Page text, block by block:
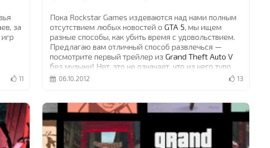
за
11
Пока Rockstar Games издеваются над нами полным
отсутствием любых новостей о GTA 5, мы ищем
разные способы, как убить время с удовольствием.
Предлагаю вам отличный способ развлечься —
посмотрите первый трейлер из Grand Theft Auto V
без музыки! Нет, это не означает, что из него тупо
вырезали звук. Вся музыка в видео была
в трейлере. Вы удивитель, как удивился и я...
13
06.10.2012